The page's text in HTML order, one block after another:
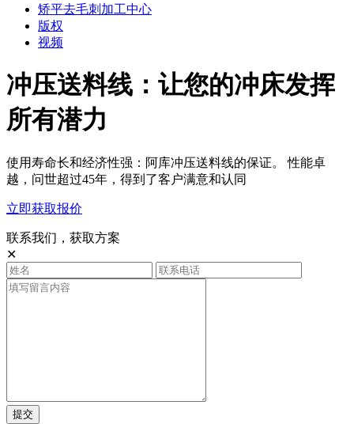
矫平去毛刺加工中心
版权
视频
冲压送料线：让您的冲床发挥
所有潜力
使用寿命长和经济性强：阿库冲压送料线的保证。 性能卓
越，问世超过45年，得到了客户满意和认同
立即获取报价
联系我们，获取方案
✕
提交